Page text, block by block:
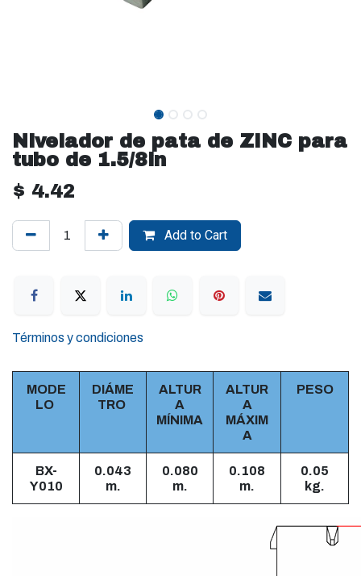
Nivelador de pata de ZINC para
tubo de 1.5/8in
$ 4.42
Add to Cart
Términos y condiciones
MODE
LO
DIÁME
TRO
ALTUR
A
MÍNIMA
ALTUR
A
MÁXIM
A
PESO
BX-
Y010
0.043
m.
0.080
m.
0.108
m.
0.05
kg.